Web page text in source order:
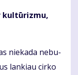
kul­tū­riz­mu,
nie­ka­da ne­bu­
lan­kiau cir­ko